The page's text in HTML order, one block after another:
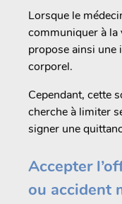
Lorsque le
communiquer à la
propose ainsi une
corporel.
Cependant, cette
cherche à limiter
signer une
Accepter
ou accident